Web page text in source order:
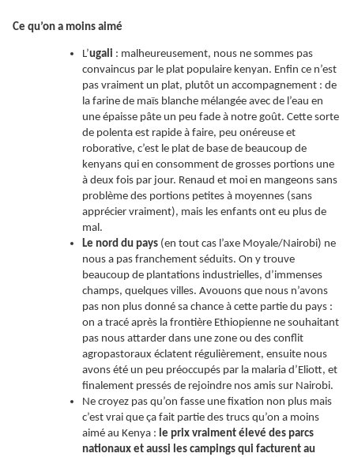
Ce qu’on a moins aimé
L’ugali : malheureusement, nous ne sommes pas
convaincus par le plat populaire kenyan. Enfin ce n’est
pas vraiment un plat, plutôt un accompagnement : de
la farine de maïs blanche mélangée avec de l’eau en
une épaisse pâte un peu fade à notre goût. Cette sorte
de polenta est rapide à faire, peu onéreuse et
roborative, c’est le plat de base de beaucoup de
kenyans qui en consomment de grosses portions une
à deux fois par jour. Renaud et moi en mangeons sans
problème des portions petites à moyennes (sans
apprécier vraiment), mais les enfants ont eu plus de
mal.
Le nord du pays (en tout cas l’axe Moyale/Nairobi) ne
nous a pas franchement séduits. On y trouve
beaucoup de plantations industrielles, d’immenses
champs, quelques villes. Avouons que nous n’avons
pas non plus donné sa chance à cette partie du pays :
on a tracé après la frontière Ethiopienne ne souhaitant
pas nous attarder dans une zone ou des conflit
agropastoraux éclatent régulièrement, ensuite nous
avons été un peu préoccupés par la malaria d’Eliott, et
finalement pressés de rejoindre nos amis sur Nairobi.
Ne croyez pas qu’on fasse une fixation non plus mais
c’est vrai que ça fait partie des trucs qu’on a moins
aimé au Kenya : le prix vraiment élevé des parcs
nationaux et aussi les campings qui facturent au